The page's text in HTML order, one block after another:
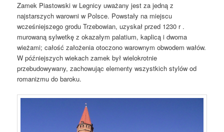
Zamek Piastowski w Legnicy uważany jest za jedną z
najstarszych warowni w Polsce. Powstały na miejscu
wcześniejszego grodu Trzebowian, uzyskał przed 1230 r .
murowaną sylwetkę z okazałym palatium, kaplicą i dwoma
wieżami; całość założenia otoczono warownym obwodem wałów.
W późniejszych wiekach zamek był wielokrotnie
przebudowywany, zachowując elementy wszystkich stylów od
romanizmu do baroku.